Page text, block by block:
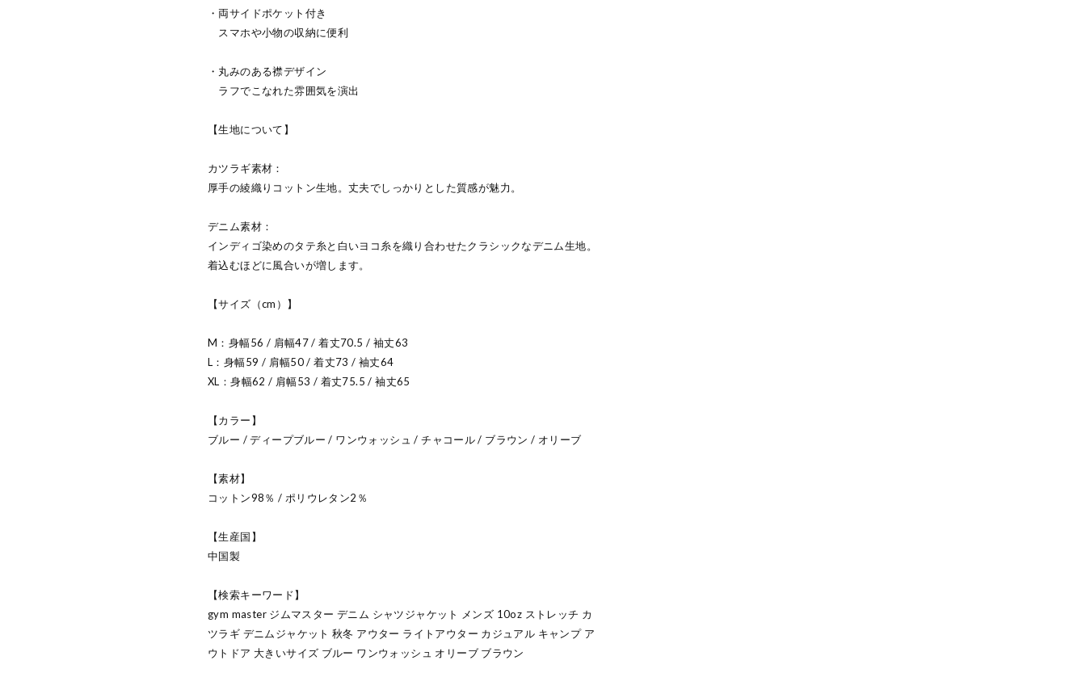
・両サイドポケット付き
スマホや小物の収納に便利
・丸みのある襟デザイン
ラフでこなれた雰囲気を演出
【生地について】
カツラギ素材：
厚手の綾織りコットン生地。丈夫でしっかりとした質感が魅力。
デニム素材：
インディゴ染めのタテ糸と白いヨコ糸を織り合わせたクラシックなデニム生地。
着込むほどに風合いが増します。
【サイズ（cm）】
M：身幅56 / 肩幅47 / 着丈70.5 / 袖丈63
L：身幅59 / 肩幅50 / 着丈73 / 袖丈64
XL：身幅62 / 肩幅53 / 着丈75.5 / 袖丈65
【カラー】
ブルー / ディープブルー / ワンウォッシュ / チャコール / ブラウン / オリーブ
【素材】
コットン98％ / ポリウレタン2％
【生産国】
中国製
【検索キーワード】
gym master ジムマスター デニム シャツジャケット メンズ 10oz ストレッチ カ
ツラギ デニムジャケット 秋冬 アウター ライトアウター カジュアル キャンプ ア
ウトドア 大きいサイズ ブルー ワンウォッシュ オリーブ ブラウン